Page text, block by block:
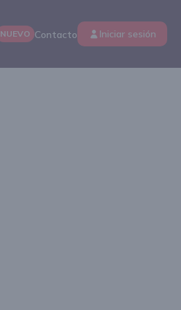
NUEVO Contacto Iniciar sesión